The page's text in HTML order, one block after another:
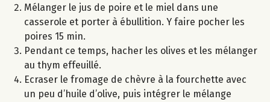
Mélanger le jus de poire et le miel dans une
casserole et porter à ébullition. Y faire pocher les
poires 15 min.
Pendant ce temps, hacher les olives et les mélanger
au thym effeuillé.
Ecraser le fromage de chèvre à la fourchette avec
un peu d’huile d’olive, puis intégrer le mélange